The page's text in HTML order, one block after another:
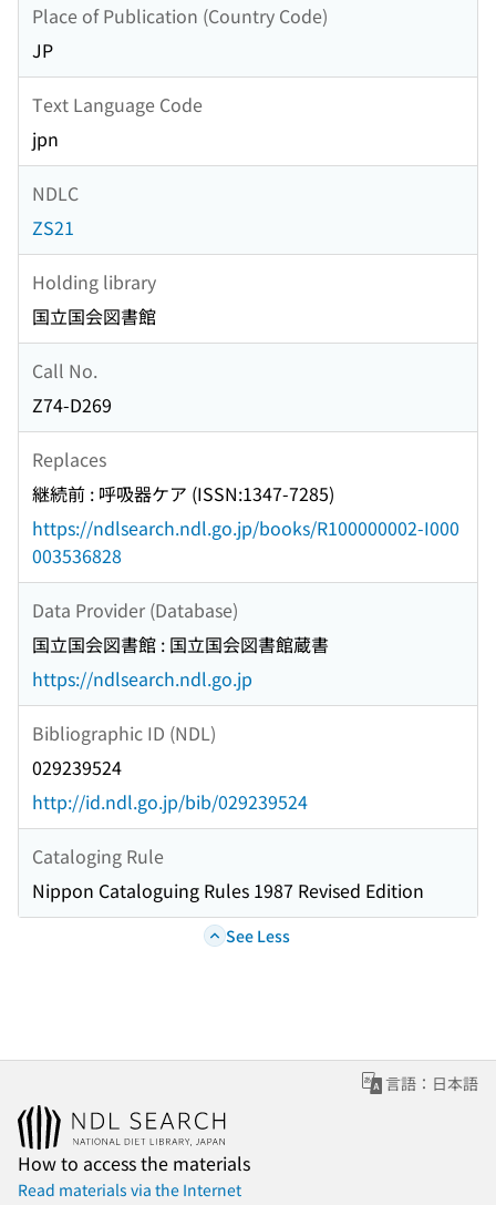
Place of Publication (Country Code)
JP
Text Language Code
jpn
NDLC
ZS21
Holding library
国立国会図書館
Call No.
Z74-D269
Replaces
継続前 : 呼吸器ケア (ISSN:1347-7285)
https://ndlsearch.ndl.go.jp/books/R100000002-I000
003536828
Data Provider (Database)
国立国会図書館 : 国立国会図書館蔵書
https://ndlsearch.ndl.go.jp
Bibliographic ID (NDL)
029239524
http://id.ndl.go.jp/bib/029239524
Cataloging Rule
Nippon Cataloguing Rules 1987 Revised Edition
See Less
言語：日本語
How to access the materials
Read materials via the Internet